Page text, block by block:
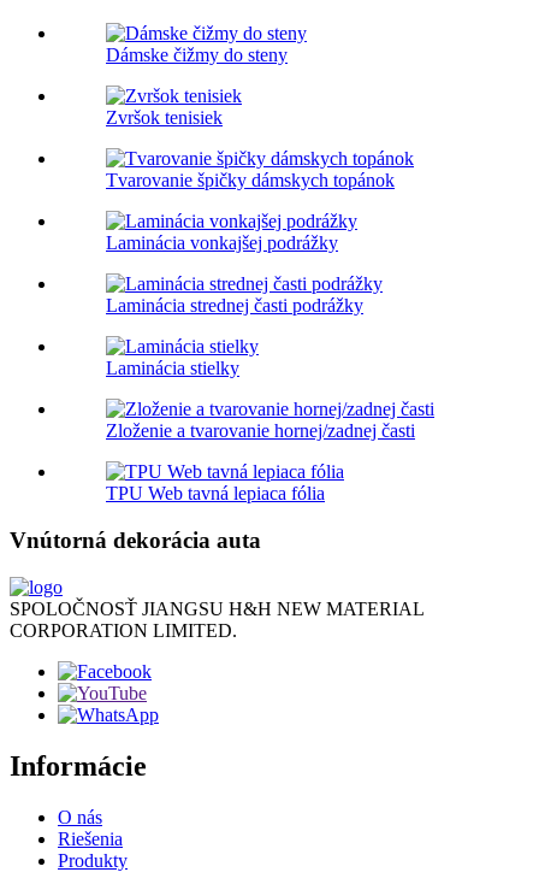
Dámske čižmy do steny
Zvršok tenisiek
Tvarovanie špičky dámskych topánok
Laminácia vonkajšej podrážky
Laminácia strednej časti podrážky
Laminácia stielky
Zloženie a tvarovanie hornej/zadnej časti
TPU Web tavná lepiaca fólia
Vnútorná dekorácia auta
SPOLOČNOSŤ JIANGSU H&H NEW MATERIAL
CORPORATION LIMITED.
Informácie
O nás
Riešenia
Produkty